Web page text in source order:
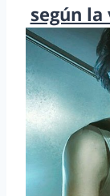
según